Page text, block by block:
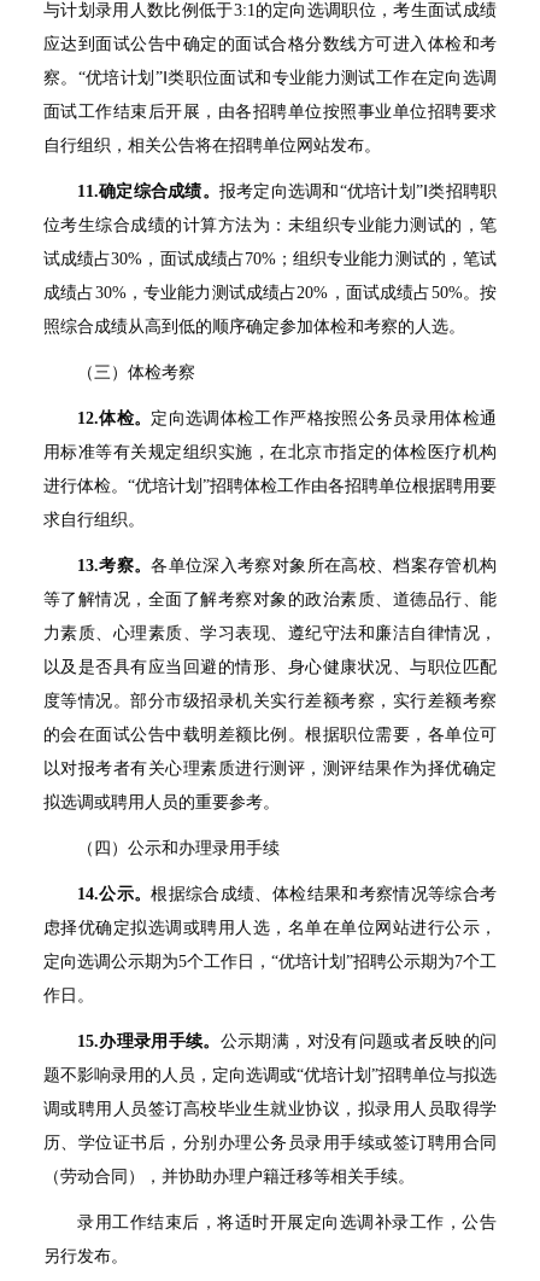
与计划录用人数比例低于3:1的定向选调职位，考生面试成绩
应达到面试公告中确定的面试合格分数线方可进入体检和考
察。“优培计划”Ⅰ类职位面试和专业能力测试工作在定向选调
面试工作结束后开展，由各招聘单位按照事业单位招聘要求
自行组织，相关公告将在招聘单位网站发布。
11.确定综合成绩。 报考定向选调和“优培计划”Ⅰ类招聘职
位考生综合成绩的计算方法为：未组织专业能力测试的，笔
试成绩占30%，面试成绩占70%；组织专业能力测试的，笔试
成绩占30%，专业能力测试成绩占20%，面试成绩占50%。按
照综合成绩从高到低的顺序确定参加体检和考察的人选。
（三）体检考察
12.体检。 定向选调体检工作严格按照公务员录用体检通
用标准等有关规定组织实施，在北京市指定的体检医疗机构
进行体检。“优培计划”招聘体检工作由各招聘单位根据聘用要
求自行组织。
13.考察。各单位深入考察对象所在高校、档案存管机构
等了解情况，全面了解考察对象的政治素质、道德品行、能
力素质、心理素质、学习表现、遵纪守法和廉洁自律情况，
以及是否具有应当回避的情形、身心健康状况、与职位匹配
度等情况。部分市级招录机关实行差额考察，实行差额考察
的会在面试公告中载明差额比例。根据职位需要，各单位可
以对报考者有关心理素质进行测评，测评结果作为择优确定
拟选调或聘用人员的重要参考。
（四）公示和办理录用手续
14.公示。根据综合成绩、体检结果和考察情况等综合考
虑择优确定拟选调或聘用人选，名单在单位网站进行公示，
定向选调公示期为5个工作日，“优培计划”招聘公示期为7个工
作日。
15.办理录用手续。 公示期满，对没有问题或者反映的问
题不影响录用的人员，定向选调或“优培计划”招聘单位与拟选
调或聘用人员签订高校毕业生就业协议，拟录用人员取得学
历、学位证书后，分别办理公务员录用手续或签订聘用合同
（劳动合同），并协助办理户籍迁移等相关手续。
录用工作结束后，将适时开展定向选调补录工作，公告
另行发布。